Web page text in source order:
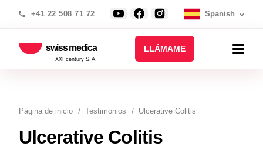
+41 22 508 71 72 Spanish
swiss medica
XXI century S.A.
LLÁMAME
Página de inicio Testimonios Ulcerative Colitis
Ulcerative Colitis